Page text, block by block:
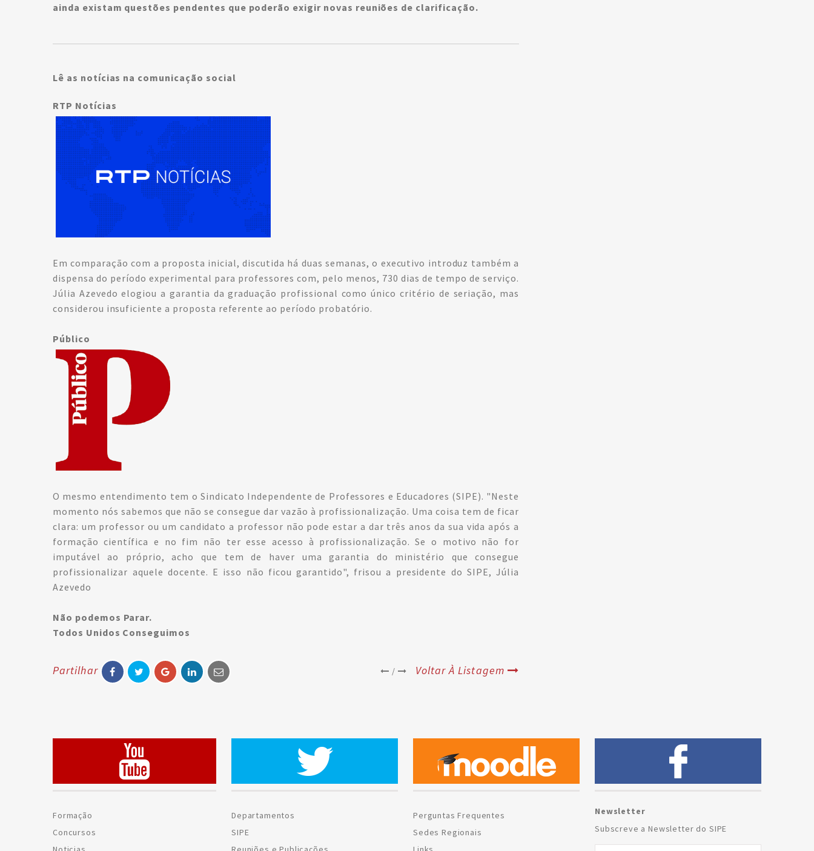
ainda existam questões pendentes que poderão exigir novas reuniões de clarificação.
Lê as notícias na comunicação social
RTP Notícias
Em comparação com a proposta inicial, discutida há duas semanas, o executivo introduz também a
dispensa do período experimental para professores com, pelo menos, 730 dias de tempo de serviço.
Júlia Azevedo elogiou a garantia da graduação profissional como único critério de seriação, mas
considerou insuficiente a proposta referente ao período probatório.
Público
O mesmo entendimento tem o Sindicato Independente de Professores e Educadores (SIPE). "Neste
momento nós sabemos que não se consegue dar vazão à profissionalização. Uma coisa tem de ficar
clara: um professor ou um candidato a professor não pode estar a dar três anos da sua vida após a
formação científica e no fim não ter esse acesso à profissionalização. Se o motivo não for
imputável ao próprio, acho que tem de haver uma garantia do ministério que consegue
profissionalizar aquele docente. E isso não ficou garantido", frisou a presidente do SIPE, Júlia
Azevedo
Não podemos Parar.
Todos Unidos Conseguimos
Partilhar / Voltar À Listagem
Formação
Concursos
Departamentos
SIPE
Perguntas Frequentes
Sedes Regionais
Newsletter
Subscreve a Newsletter do SIPE